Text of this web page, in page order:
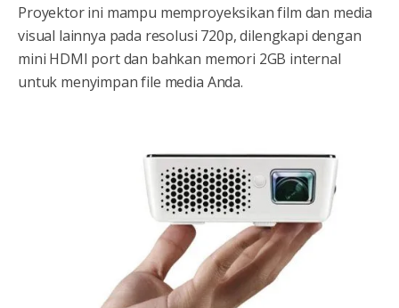
Proyektor ini mampu memproyeksikan film dan media
visual lainnya pada resolusi 720p, dilengkapi dengan
mini HDMI port dan bahkan memori 2GB internal
untuk menyimpan file media Anda.